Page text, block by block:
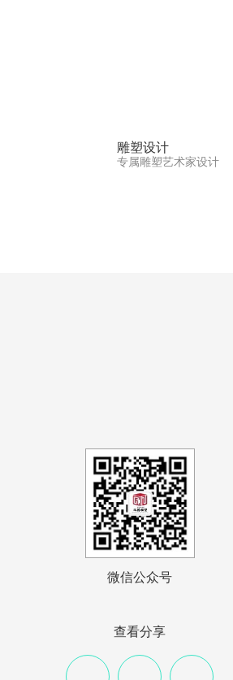
雕塑设计
专属雕塑艺术家设计
微信公众号
查看分享